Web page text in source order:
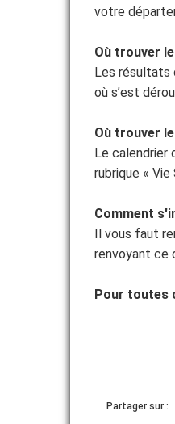
votre
Où trouver
Les résultats
où s’est
Où trouver
Le calendrier
rubrique « Vie
Comment
Il vous faut
renvoyant ce
Pour toutes
Partager sur :